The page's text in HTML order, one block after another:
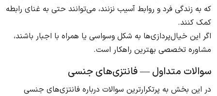
که به زندگی فرد و روابط آسیب نزنند، می‌توانند حتی به غنای رابطه
کمک کنند.
اگر این خیال‌پردازی‌ها به شکل وسواسی یا همراه با اجبار باشند،
مشاوره تخصصی بهترین راهکار است.
سوالات متداول — فانتزی‌های جنسی
در این بخش به پرتکرارترین سوالات درباره فانتزی‌های جنسی